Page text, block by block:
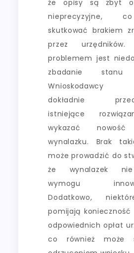
że opisy są zbyt
nieprecyzyjne,
skutkować brakiem
przez urzędników.
problemem jest
zbadanie stanu
Wnioskodawcy
dokładnie
istniejące
wykazać nowość
wynalazku. Brak
może prowadzić do
że wynalazek nie
wymogu
Dodatkowo,
pomijają konieczność
odpowiednich opłat
co również może